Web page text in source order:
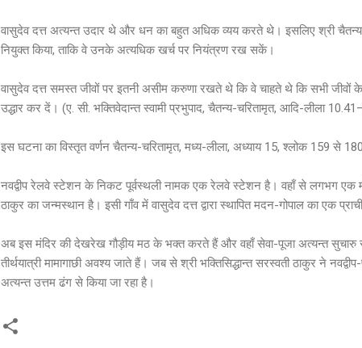
वासुदेव दत्त अत्यन्त उदार थे और धन का बहुत अधिक व्यय करते थे। इसलिए श्री
नियुक्त किया, ताकि वे उनके अत्यधिक खर्च पर नियंत्रण रख सकें।
वासुदेव दत्त समस्त जीवों पर इतनी असीम करुणा रखते थे कि वे चाहते थे कि सभी जीवों
उद्धार कर दें। (ए. सी. भक्तिवेदान्त स्वामी प्रभुपाद, चैतन्य-चरितामृत, आदि-लीला
इस घटना का विस्तृत वर्णन चैतन्य-चरितामृत, मध्य-लीला, अध्याय 15, श्लोक 159 से
नवद्वीप रेलवे स्टेशन के निकट पूर्वस्थली नामक एक रेलवे स्टेशन है। वहाँ से लगभग एक
ठाकुर का जन्मस्थान है। इसी गाँव में वासुदेव दत्त द्वारा स्थापित मदन-गोपाल का एक
अब इस मंदिर की देखरेख गौड़ीय मठ के भक्त करते हैं और वहाँ सेवा-पूजा अत्यन्त सुचारु
तीर्थयात्री मामागाछी अवश्य जाते हैं। जब से श्री भक्तिसिद्धान्त सरस्वती ठाकुर ने
अत्यन्त उत्तम ढंग से किया जा रहा है।